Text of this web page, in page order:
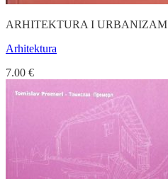
ARHITEKTURA I URBANIZAM
Arhitektura
7.00 €